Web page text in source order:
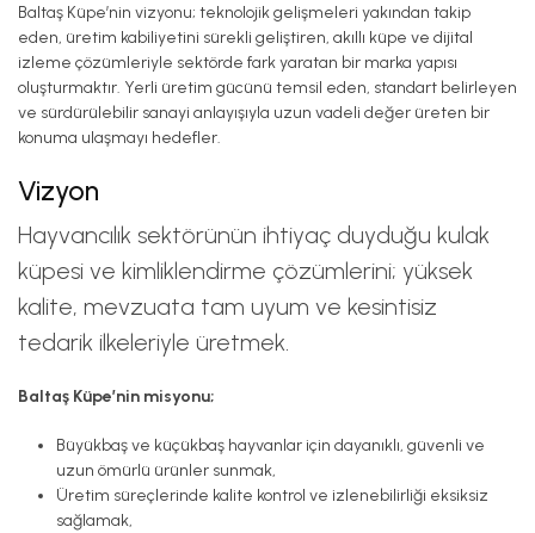
Baltaş Küpe’nin vizyonu; teknolojik gelişmeleri yakından takip
eden, üretim kabiliyetini sürekli geliştiren, akıllı küpe ve dijital
izleme çözümleriyle sektörde fark yaratan bir marka yapısı
oluşturmaktır. Yerli üretim gücünü temsil eden, standart belirleyen
ve sürdürülebilir sanayi anlayışıyla uzun vadeli değer üreten bir
konuma ulaşmayı hedefler.
Vizyon
Hayvancılık sektörünün ihtiyaç duyduğu kulak
küpesi ve kimliklendirme çözümlerini; yüksek
kalite, mevzuata tam uyum ve kesintisiz
tedarik ilkeleriyle üretmek.
Baltaş Küpe’nin misyonu;
Büyükbaş ve küçükbaş hayvanlar için dayanıklı, güvenli ve
uzun ömürlü ürünler sunmak,
Üretim süreçlerinde kalite kontrol ve izlenebilirliği eksiksiz
sağlamak,